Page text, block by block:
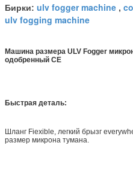
Бирки: ulv fogger machine ,
ulv fogging machine
Машина размера ULV Fogger
одобренный CE
Быстрая деталь:
Шланг Fiexible, легкий брызг
размер микрона тумана.